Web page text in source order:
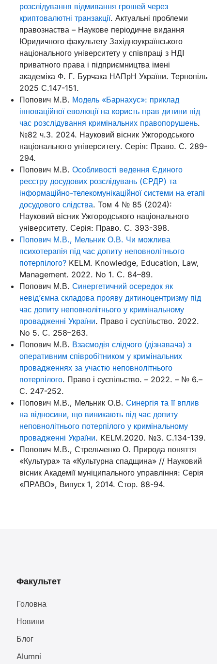
розслідування відмивання грошей через
криптовалютні транзакції. Актуальні проблеми
правознаства – Наукове періодичне видання
Юридичного факультету Західноукраїнського
національного університету у співпраці з НДІ
приватного права і підприємництва імені
академіка Ф. Г. Бурчака НАПрН України. Тернопіль
2025 С.147-151.
Попович М.В. Модель «Барнахус»: приклад
інноваційної еволюції на користь прав дитини під
час розслідування кримінальних правопорушень.
№82 ч.3. 2024. Науковий вісник Ужгородського
національного університету. Серія: Право. С. 289-
294.
Попович М.В. Особливості ведення Єдиного
реєстру досудових розслідувань (ЄРДР) та
інформаційно-телекомунікаційної системи на етапі
досудового слідства. Том 4 № 85 (2024):
Науковий вісник Ужгородського національного
університету. Серія: Право. С. 393-398.
Попович М.В., Мельник О.В. Чи можлива
психотерапія під час допиту неповнолітнього
потерпілого? KELM. Knowledge, Education, Law,
Management. 2022. No 1. С. 84–89.
Попович М.В. Синергетичний осередок як
невід’ємна складова прояву дитиноцентризму під
час допиту неповнолітнього у кримінальному
провадженні України. Право і суспільство. 2022.
No 5. С. 258–263.
Попович М.В. Взаємодія слідчого (дізнавача) з
оперативним співробітником у кримінальних
провадженнях за участю неповнолітнього
потерпілого. Право і суспільство. – 2022. – № 6.–
С. 247-252.
Попович М.В., Мельник О.В. Синергія та її вплив
на відносини, що виникають під час допиту
неповнолітнього потерпілого у кримінальному
провадженні України. KELM.2020. №3. С.134-139.
Попович М.В., Стрельченко О. Природа поняття
«Культура» та «Культурна спадщина» // Науковий
вісник Академії муніципального управління: Серія
«ПРАВО», Випуск 1, 2014. Стор. 88-94.
Факультет
Головна
Новини
Блог
Alumni